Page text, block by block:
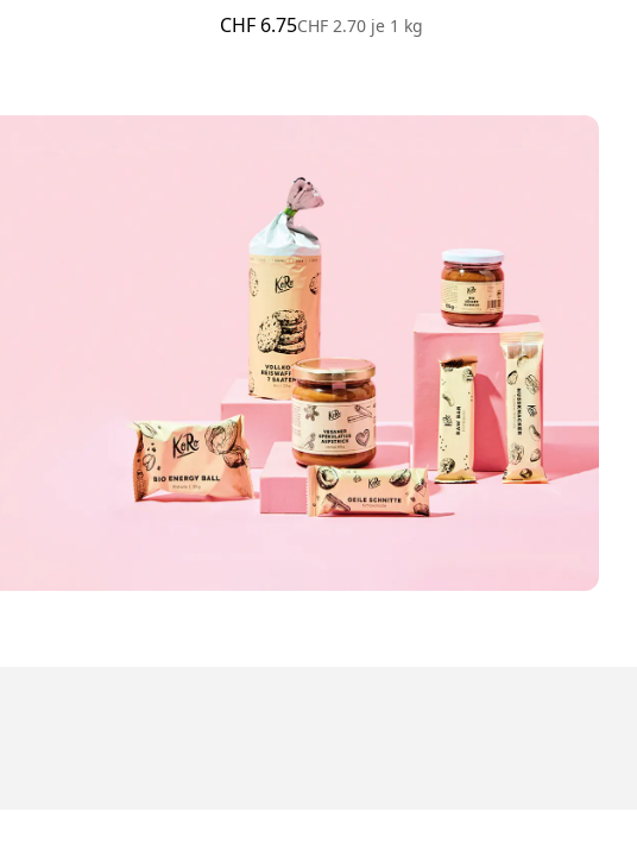
CHF 6.75CHF 2.70 je1 kg